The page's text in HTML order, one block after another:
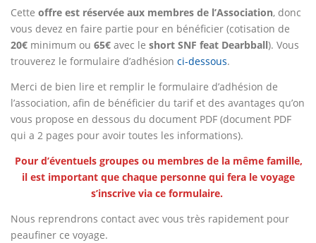
Cette offre est réservée aux membres de l’Association, donc
vous devez en faire partie pour en bénéficier (cotisation de
20€ minimum ou 65€ avec le short SNF feat Dearbball). Vous
trouverez le formulaire d’adhésion ci-dessous.
Merci de bien lire et remplir le formulaire d’adhésion de
l’association, afin de bénéficier du tarif et des avantages qu’on
vous propose en dessous du document PDF (document PDF
qui a 2 pages pour avoir toutes les informations).
Pour d’éventuels groupes ou membres de la même famille,
il est important que chaque personne qui fera le voyage
s’inscrive via ce formulaire.
Nous reprendrons contact avec vous très rapidement pour
peaufiner ce voyage.